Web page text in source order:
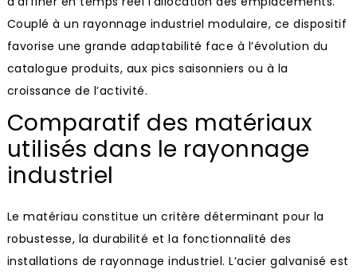
Couplé à un rayonnage industriel modulaire, ce dispositif
favorise une grande adaptabilité face à l’évolution du
catalogue produits, aux pics saisonniers ou à la
croissance de l’activité.
Comparatif des matériaux
utilisés dans le rayonnage
industriel
Le matériau constitue un critère déterminant pour la
robustesse, la durabilité et la fonctionnalité des
installations de rayonnage industriel. L’acier galvanisé est